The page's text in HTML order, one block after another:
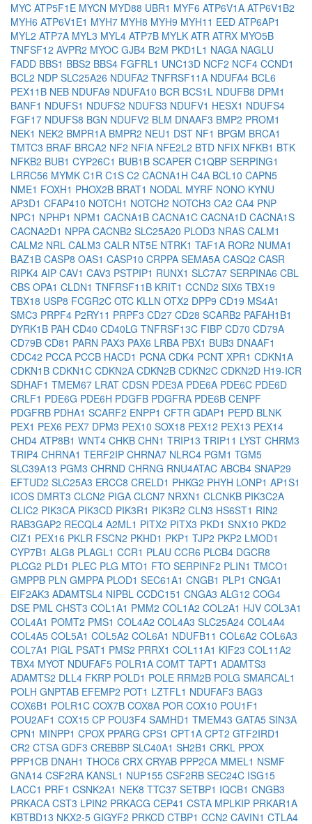
MYC ATP5F1E MYCN MYD88 UBR1 MYF6 ATP6V1A ATP6V1B2
MYH6 ATP6V1E1 MYH7 MYH8 MYH9 MYH11 EED ATP6AP1
MYL2 ATP7A MYL3 MYL4 ATP7B MYLK ATR ATRX MYO5B
TNFSF12 AVPR2 MYOC GJB4 B2M PKD1L1 NAGA NAGLU
FADD BBS1 BBS2 BBS4 FGFRL1 UNC13D NCF2 NCF4 CCND1
BCL2 NDP SLC25A26 NDUFA2 TNFRSF11A NDUFA4 BCL6
PEX11B NEB NDUFA9 NDUFA10 BCR BCS1L NDUFB8 DPM1
BANF1 NDUFS1 NDUFS2 NDUFS3 NDUFV1 HESX1 NDUFS4
FGF17 NDUFS8 BGN NDUFV2 BLM DNAAF3 BMP2 PROM1
NEK1 NEK2 BMPR1A BMPR2 NEU1 DST NF1 BPGM BRCA1
TMTC3 BRAF BRCA2 NF2 NFIA NFE2L2 BTD NFIX NFKB1 BTK
NFKB2 BUB1 CYP26C1 BUB1B SCAPER C1QBP SERPING1
LRRC56 MYMK C1R C1S C2 CACNA1H C4A BCL10 CAPN5
NME1 FOXH1 PHOX2B BRAT1 NODAL MYRF NONO KYNU
AP3D1 CFAP410 NOTCH1 NOTCH2 NOTCH3 CA2 CA4 PNP
NPC1 NPHP1 NPM1 CACNA1B CACNA1C CACNA1D CACNA1S
CACNA2D1 NPPA CACNB2 SLC25A20 PLOD3 NRAS CALM1
CALM2 NRL CALM3 CALR NT5E NTRK1 TAF1A ROR2 NUMA1
BAZ1B CASP8 OAS1 CASP10 CRPPA SEMA5A CASQ2 CASR
RIPK4 AIP CAV1 CAV3 PSTPIP1 RUNX1 SLC7A7 SERPINA6 CBL
CBS OPA1 CLDN1 TNFRSF11B KRIT1 CCND2 SIX6 TBX19
TBX18 USP8 FCGR2C OTC KLLN OTX2 DPP9 CD19 MS4A1
SMC3 PRPF4 P2RY11 PRPF3 CD27 CD28 SCARB2 PAFAH1B1
DYRK1B PAH CD40 CD40LG TNFRSF13C FIBP CD70 CD79A
CD79B CD81 PARN PAX3 PAX6 LRBA PBX1 BUB3 DNAAF1
CDC42 PCCA PCCB HACD1 PCNA CDK4 PCNT XPR1 CDKN1A
CDKN1B CDKN1C CDKN2A CDKN2B CDKN2C CDKN2D H19-ICR
SDHAF1 TMEM67 LRAT CDSN PDE3A PDE6A PDE6C PDE6D
CRLF1 PDE6G PDE6H PDGFB PDGFRA PDE6B CENPF
PDGFRB PDHA1 SCARF2 ENPP1 CFTR GDAP1 PEPD BLNK
PEX1 PEX6 PEX7 DPM3 PEX10 SOX18 PEX12 PEX13 PEX14
CHD4 ATP8B1 WNT4 CHKB CHN1 TRIP13 TRIP11 LYST CHRM3
TRIP4 CHRNA1 TERF2IP CHRNA7 NLRC4 PGM1 TGM5
SLC39A13 PGM3 CHRND CHRNG RNU4ATAC ABCB4 SNAP29
EFTUD2 SLC25A3 ERCC8 CRELD1 PHKG2 PHYH LONP1 AP1S1
ICOS DMRT3 CLCN2 PIGA CLCN7 NRXN1 CLCNKB PIK3C2A
CLIC2 PIK3CA PIK3CD PIK3R1 PIK3R2 CLN3 HS6ST1 RIN2
RAB3GAP2 RECQL4 A2ML1 PITX2 PITX3 PKD1 SNX10 PKD2
CIZ1 PEX16 PKLR FSCN2 PKHD1 PKP1 TJP2 PKP2 LMOD1
CYP7B1 ALG8 PLAGL1 CCR1 PLAU CCR6 PLCB4 DGCR8
PLCG2 PLD1 PLEC PLG MTO1 FTO SERPINF2 PLIN1 TMCO1
GMPPB PLN GMPPA PLOD1 SEC61A1 CNGB1 PLP1 CNGA1
EIF2AK3 ADAMTSL4 NIPBL CCDC151 CNGA3 ALG12 COG4
DSE PML CHST3 COL1A1 PMM2 COL1A2 COL2A1 HJV COL3A1
COL4A1 POMT2 PMS1 COL4A2 COL4A3 SLC25A24 COL4A4
COL4A5 COL5A1 COL5A2 COL6A1 NDUFB11 COL6A2 COL6A3
COL7A1 PIGL PSAT1 PMS2 PRRX1 COL11A1 KIF23 COL11A2
TBX4 MYOT NDUFAF5 POLR1A COMT TAPT1 ADAMTS3
ADAMTS2 DLL4 FKRP POLD1 POLE RRM2B POLG SMARCAL1
POLH GNPTAB EFEMP2 POT1 LZTFL1 NDUFAF3 BAG3
COX6B1 POLR1C COX7B COX8A POR COX10 POU1F1
POU2AF1 COX15 CP POU3F4 SAMHD1 TMEM43 GATA5 SIN3A
CPN1 MINPP1 CPOX PPARG CPS1 CPT1A CPT2 GTF2IRD1
CR2 CTSA GDF3 CREBBP SLC40A1 SH2B1 CRKL PPOX
PPP1CB DNAH1 THOC6 CRX CRYAB PPP2CA MMEL1 NSMF
GNA14 CSF2RA KANSL1 NUP155 CSF2RB SEC24C ISG15
LACC1 PRF1 CSNK2A1 NEK8 TTC37 SETBP1 IQCB1 CNGB3
PRKACA CST3 LPIN2 PRKACG CEP41 CSTA MPLKIP PRKAR1A
KBTBD13 NKX2-5 GIGYF2 PRKCD CTBP1 CCN2 CAVIN1 CTLA4